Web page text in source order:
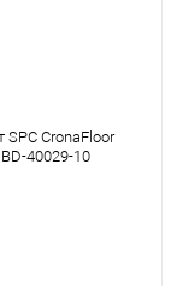
CronaFloor
40029-10